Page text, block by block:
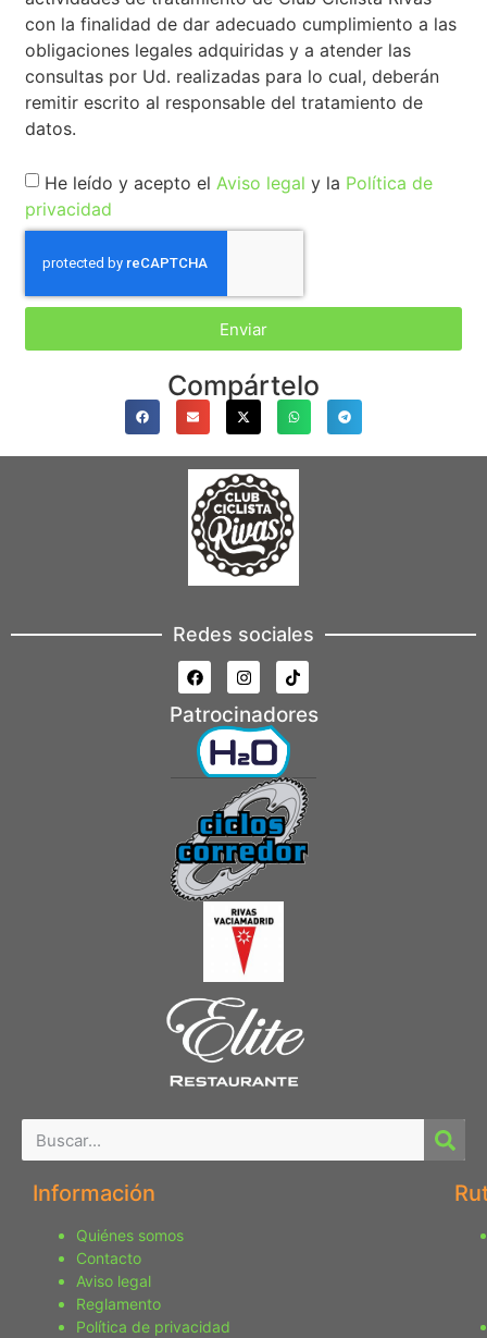
con la finalidad de dar adecuado cumplimiento a las
obligaciones legales adquiridas y a atender las
consultas por Ud. realizadas para lo cual, deberán
remitir escrito al responsable del tratamiento de
datos.
He leído y acepto el Aviso legal y la Política de
privacidad
Enviar
Compártelo
Redes sociales
Patrocinadores
Información
Quiénes somos
Contacto
Aviso legal
Reglamento
Política de privacidad